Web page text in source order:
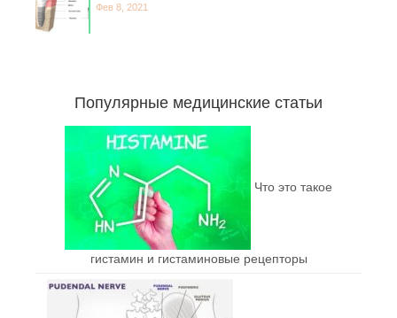
Фев 8, 2021
Популярные медицинские статьи
Что это такое
гистамин и гистаминовые рецепторы